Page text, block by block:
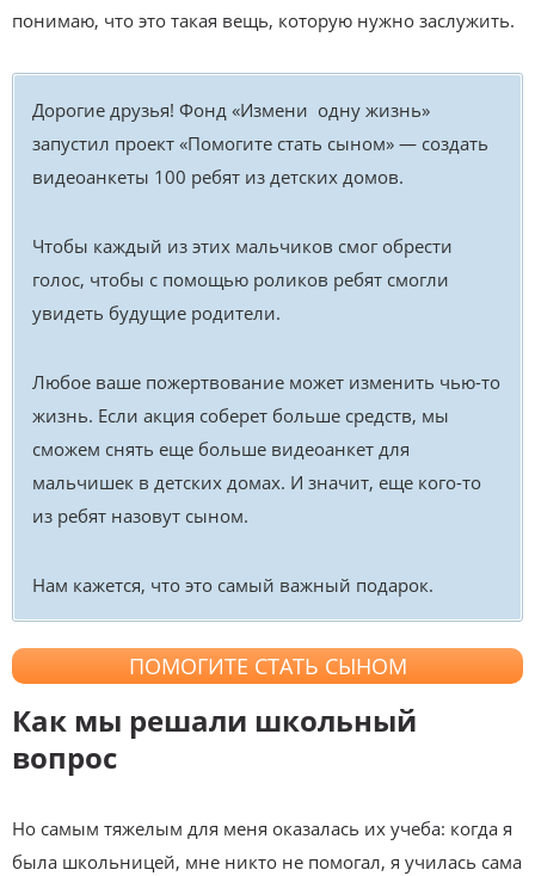
понимаю, что это такая вещь, которую нужно заслужить.
Дорогие друзья! Фонд «Измени одну жизнь»
запустил проект «Помогите стать сыном» — создать
видеоанкеты 100 ребят из детских домов.
Чтобы каждый из этих мальчиков смог обрести
голос, чтобы с помощью роликов ребят смогли
увидеть будущие родители.
Любое ваше пожертвование может изменить чью-то
жизнь. Если акция соберет больше средств, мы
сможем снять еще больше видеоанкет для
мальчишек в детских домах. И значит, еще кого-то
из ребят назовут сыном.
Нам кажется, что это самый важный подарок.
ПОМОГИТЕ СТАТЬ СЫНОМ
Как мы решали школьный
вопрос
Но самым тяжелым для меня оказалась их учеба: когда я
была школьницей, мне никто не помогал, я училась сама